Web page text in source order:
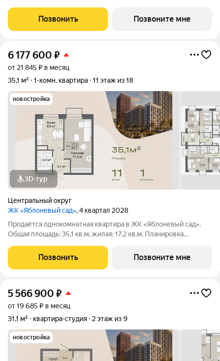
коридор 5,0 кв.м и прихожую 4,7 кв.м. Санузел 1,9 кв.м.
Квартира в ЖК «Яблоневый сад»
Позвонить Позвоните мне
6 177 600 ₽
от 21 845 ₽ в месяц
35,1 м²
1-комн. квартира 11 этаж из 18
новостройка
3D-тур
Центральный округ
ЖК «Яблоневый сад», 4 квартал 2028
Продаётся однокомнатная квартира в ЖК «Яблоневый сад».
Общая площадь: 35,1 кв.м, жилая: 17,2 кв.м. Планировка
кто хочет жить
Позвонить Позвоните мне
5 566 900 ₽
от 19 685 ₽ в месяц
31,1 м²
квартира-студия 2 этаж из 9
новостройка